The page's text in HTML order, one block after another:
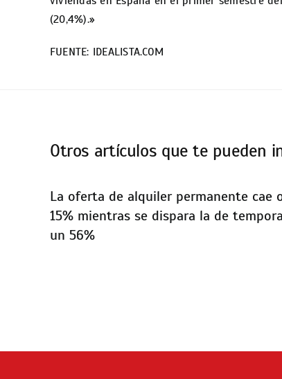
(20,4%).»
FUENTE: IDEALISTA.COM
Otros artículos que te pueden
La oferta de alquiler permanente cae
15% mientras se dispara la de
un 56%